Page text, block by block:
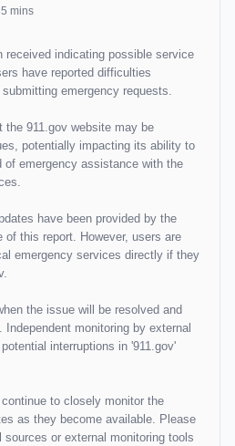
mins
received indicating possible service
have reported difficulties
emergency requests.
911.gov website may be
potentially impacting its ability to
of emergency assistance with the
have been provided by the
this report. However, users are
emergency services directly if they
the issue will be resolved and
monitoring by external
interruptions in '911.gov'
to closely monitor the
as they become available. Please
or external monitoring tools